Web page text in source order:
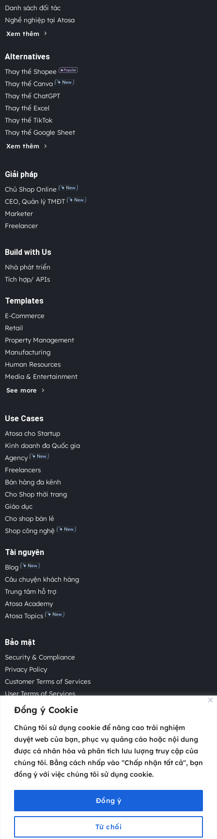
Đồng ý Cookie
Chúng tôi sử dụng cookie để nâng cao trải nghiệm
duyệt web của bạn, phục vụ quảng cáo hoặc nội dung
được cá nhân hóa và phân tích lưu lượng truy cập của
chúng tôi. Bằng cách nhấp vào "Chấp nhận tất cả", bạn
đồng ý với việc chúng tôi sử dụng cookie.
Từ chối
Đồng ý
Danh sách đối tác
Nghề nghiệp tại Atosa
Xem thêm
Alternatives
Thay thế Shopee
Thay thế Canva
Thay thế ChatGPT
Thay thế Excel
Thay thế TikTok
Thay thế Google Sheet
Xem thêm
Giải pháp
Chủ Shop Online
CEO, Quản lý TMĐT
Marketer
Freelancer
Build with Us
Nhà phát triển
Tích hợp/ APIs
Templates
E-Commerce
Retail
Property Management
Manufacturing
Human Resources
Media & Entertainment
See more
Use Cases
Atosa cho Startup
Kinh doanh đa Quốc gia
Agency
Freelancers
Bán hàng đa kênh
Cho Shop thời trang
Giáo dục
Cho shop bán lẻ
Shop công nghệ
Tài nguyên
Blog
Câu chuyện khách hàng
Trung tâm hỗ trợ
Atosa Academy
Atosa Topics
Bảo mật
Security & Compliance
Privacy Policy
Customer Terms of Services
User Terms of Services
Acceptable Use Policy
Cookie Policy
Cookie Settings
Law Enforcement Request
Copyright 2026 © Atosa Tech Pte.